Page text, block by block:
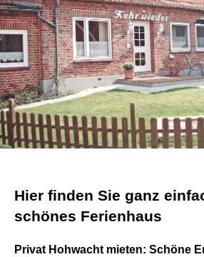
Hier finden Sie ganz
schönes Ferienhaus
Privat Hohwacht mieten: Schöne